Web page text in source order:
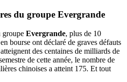
du groupe Evergrande
groupe Evergrande, plus de 10
bourse ont déclaré de graves défauts
des centaines de milliards de
de cette année, le nombre de
chinoises a atteint 175. Et tout